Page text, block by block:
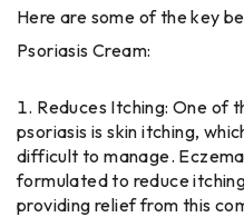
Here are some of the key
Psoriasis Cream:
Reduces Itching: One of
psoriasis is skin itching,
difficult to manage.
formulated to reduce
providing relief from this